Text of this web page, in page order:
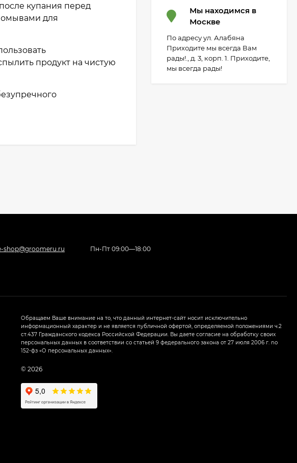
купания перед
для
продукт на чистую
Мы находимся в
Москве
По адресу ул. Алабяна
Приходите мы всегда Вам
рады!., д. 3, корп. 1. Приходите,
мы всегда рады!
shop@groomeru.ru Пн-Пт 09:00—18:00
Обращаем Ваше внимание на то, что данный интернет-сайт носит исключительно
информационный характер и не является публичной офертой, определяемой положениями ч.2
ст.437 Гражданского кодекса Российской Федерации. Вы даете согласие на обработку своих
персональных данных в соответствии со статьей 9 федерального закона от 27 июля 2006 г. nо
152-фз «О персональных данных».
© 2026